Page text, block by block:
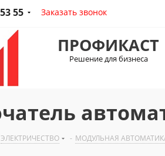
55 Заказать звонок
ПРОФИКАСТ
Решение для бизнеса
ЭЛЕКТРИЧЕСТВО - МОДУЛЬНАЯ